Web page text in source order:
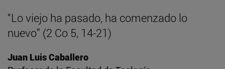
“Lo viejo ha pasado, ha comenzado lo
nuevo” (2 Co 5, 14-21)
Juan Luis Caballero